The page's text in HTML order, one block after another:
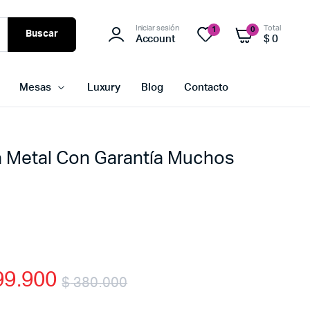
Buscar
Iniciar sesión
Account
1 0 Total
$ 0
Mesas Luxury Blog Contacto
Metal Con Garantía Muchos
$380.000